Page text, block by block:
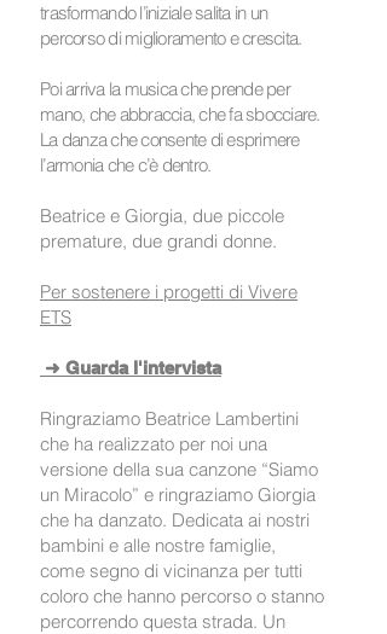
trasformando l’iniziale salita in un
percorso di miglioramento e crescita.
Poi arriva la musica che prende per
mano, che abbraccia, che fa sbocciare.
La danza che consente di esprimere
l’armonia che c’è dentro.
Beatrice e Giorgia, due piccole
premature, due grandi donne.
Per sostenere i progetti di Vivere
ETS
➜ Guarda l'intervista
Ringraziamo Beatrice Lambertini
che ha realizzato per noi una
versione della sua canzone “Siamo
un Miracolo” e ringraziamo Giorgia
che ha danzato. Dedicata ai nostri
bambini e alle nostre famiglie,
come segno di vicinanza per tutti
coloro che hanno percorso o stanno
percorrendo questa strada. Un